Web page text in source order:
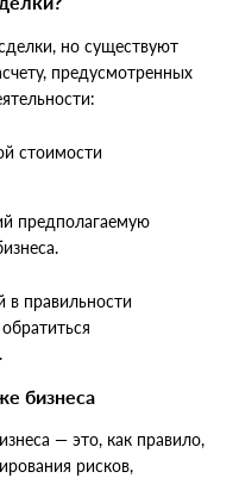
но существуют
предусмотренных
стоимости
предполагаемую
в правильности
бизнеса
— это, как правило,
рисков,